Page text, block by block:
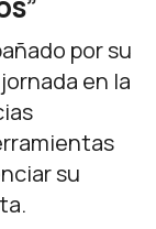
por su
en la
su